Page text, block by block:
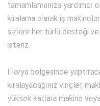
tamamlamanıza yardımcı
kiralama olarak iş
sizlere her türlü desteği ve
isteriz.
Florya bölgesinde
kiralayacağınız vinçler,
yüksek katlara makine